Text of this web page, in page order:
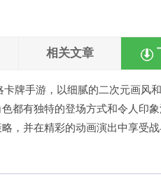
相关文章
牌手游，以细腻的二次元画风
都有独特的登场方式和令人印
，并在精彩的动画演出中享受战